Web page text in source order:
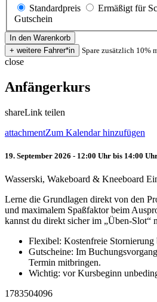
Standardpreis
Ermäßigt für
Gutschein
Spare zusätzlich 10%
close
Anfängerkurs
shareLink teilen
attachmentZum Kalendar hinzufügen
19. September 2026 - 12:00 Uhr bis 14:00
Wasserski, Wakeboard & Kneeboard
Lerne die Grundlagen direkt von den
und maximalem Spaßfaktor beim
kannst du direkt sicher im „Üben-Slot“
Flexibel: Kostenfreie Stornierung
Gutscheine: Im
Termin mitbringen.
Wichtig: vor Kursbeginn
1783504096